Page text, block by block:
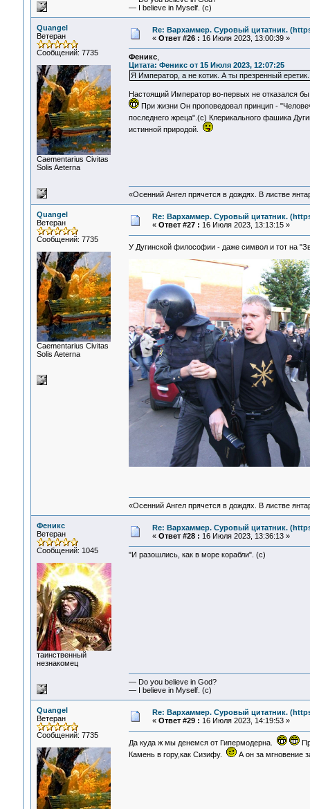
— I believe in Myself. (c)
Quangel
Ветеран
Сообщений: 7735
Сaementarius Civitas
Solis Aeterna
Re: Вархаммер. Суровый цитатник.
« Ответ #26 : 16 Июля 2023, 13:00:39 »
Феникс,
Цитата: Феникс от 15 Июля 2023, 12:07:25
Я Император, а не котик. А ты презренный еретик.
Настоящий Император во-первых не отказался
При жизни Он проповедовал принцип -
последнего жреца".(с) Клерикального фашика
истинной природой.
«Осенний Ангел прячется в дождях. В листве
Quangel
Ветеран
Сообщений: 7735
Сaementarius Civitas
Solis Aeterna
Re: Вархаммер. Суровый цитатник.
« Ответ #27 : 16 Июля 2023, 13:13:15 »
У Дугинской философии - даже символ и тот на
«Осенний Ангел прячется в дождях. В листве
Феникс
Ветеран
Сообщений: 1045
таинственный
незнакомец
Re: Вархаммер. Суровый цитатник.
« Ответ #28 : 16 Июля 2023, 13:36:13 »
"И разошлись, как в море корабли". (c)
— Do you believe in God?
— I believe in Myself. (c)
Quangel
Ветеран
Сообщений: 7735
Re: Вархаммер. Суровый цитатник.
« Ответ #29 : 16 Июля 2023, 14:19:53 »
Да куда ж мы денемся от Гипермодерна.
Камень в гору,как Сизифу.
А он за мгновение